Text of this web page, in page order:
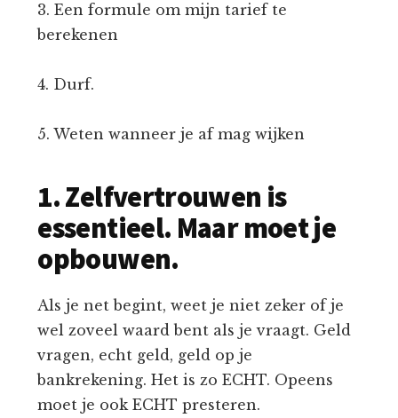
3. Een formule om mijn tarief te
berekenen
4. Durf.
5. Weten wanneer je af mag wijken
1. Zelfvertrouwen is
essentieel. Maar moet je
opbouwen.
Als je net begint, weet je niet zeker of je
wel zoveel waard bent als je vraagt. Geld
vragen, echt geld, geld op je
bankrekening. Het is zo ECHT. Opeens
moet je ook ECHT presteren.